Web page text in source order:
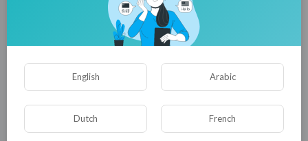
но интересно было! Наташа супер матрёшки
сделала и декорации! И Алена! Супер было!
наш новый праздник ЗОЛОТАЯ ОСЕНЬ!
0 0 • 0 Комментарии
English Arabic
Dutch French